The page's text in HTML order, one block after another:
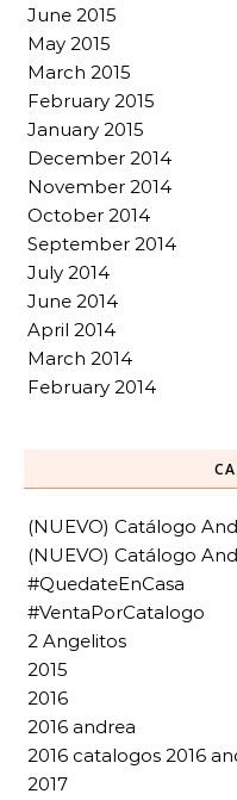
June 2015
May 2015
March 2015
February 2015
January 2015
December 2014
November 2014
October 2014
September 2014
July 2014
June 2014
April 2014
March 2014
February 2014
(NUEVO) Catálogo
(NUEVO) Catálogo
#QuedateEnCasa
#VentaPorCatalogo
2 Angelitos
2015
2016
2016 andrea
2016 catalogos 2016
2017